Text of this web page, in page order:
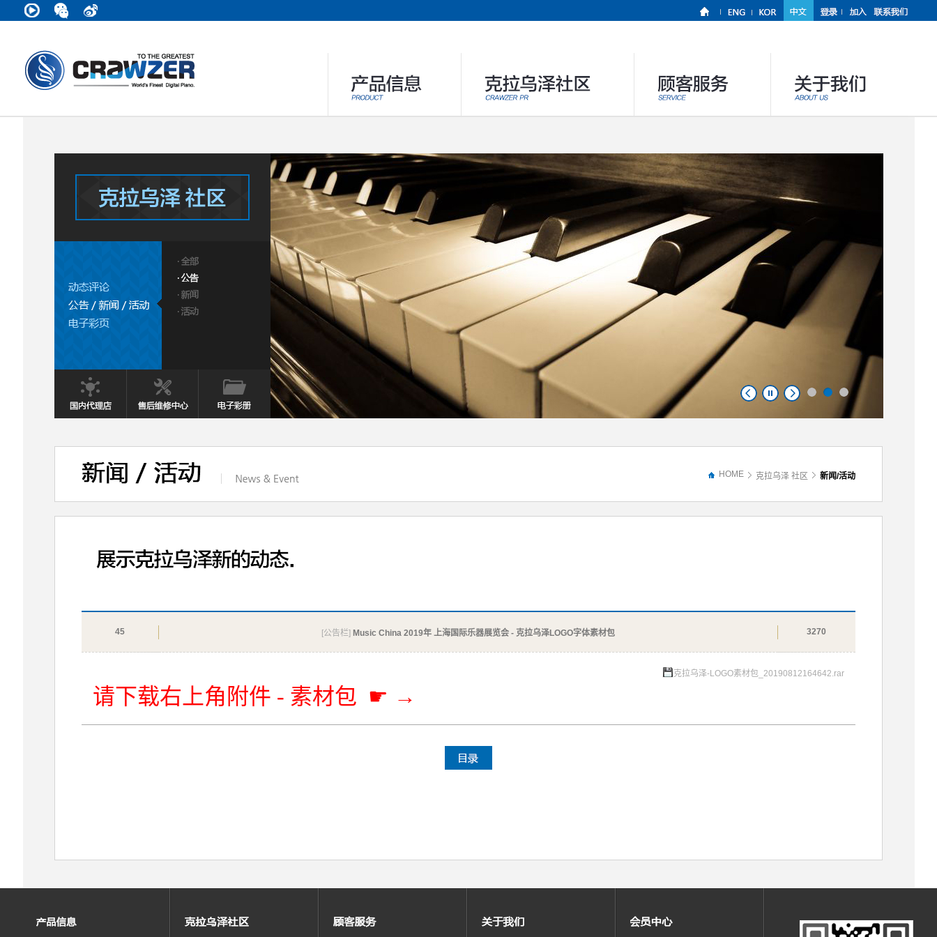
HOME 克拉乌泽 社区 新闻/活动
45 [公告栏] Music China 2019年 上海国际乐器展览会 - 克拉乌泽LOGO字体素材包 3270
克拉乌泽-LOGO素材包_20190812164642.rar
请下载右上角附件 - 素材包 ☛ →​